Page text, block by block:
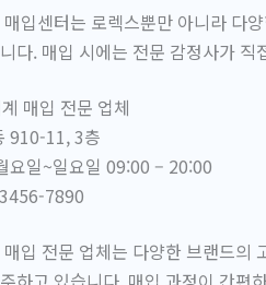
입센터는 로렉스뿐만 아니라 다
다. 매입 시에는 전문 감정사가
매입 전문 업체
910-11, 3층
요일~일요일 09:00 – 20:00
7890
입 전문 업체는 다양한 브랜드의